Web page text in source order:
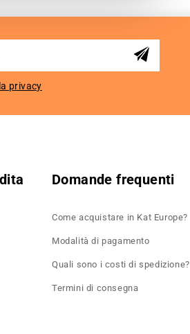
privacy
Domande frequenti
Come acquistare in Kat Europe?
Modalità di pagamento
Quali sono i costi di spedizione?
Termini di consegna